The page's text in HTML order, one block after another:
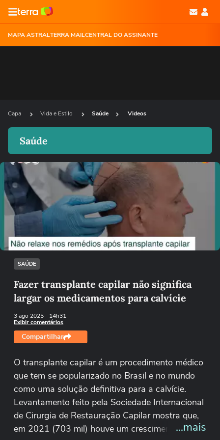
MAPA ASTRALTERRA MAILCENTRAL DO ASSINANTE
Capa Vida e Estilo Saúde Videos
Saúde
Ops!
Não foi possível reproduzir o vídeo
Tentar novamente
SAÚDE
Fazer transplante capilar não significa
largar os medicamentos para calvície
3 ago 2025- 14h31
Exibir comentários
Compartilhar
O transplante capilar é um procedimento médico
que tem se popularizado no Brasil e no mundo
como uma solução definitiva para a calvície.
Levantamento feito pela Sociedade Internacional
de Cirurgia de Restauração Capilar mostra que,
em 2021 (703 mil) houve um crescimento de...mais